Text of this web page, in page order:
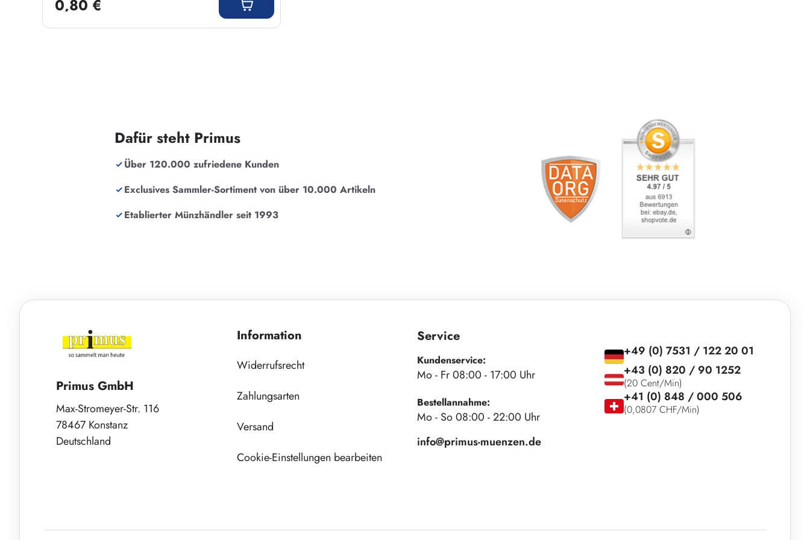
0,80 €
Dafür steht Primus
Über 120.000 zufriedene Kunden
Exclusives Sammler-Sortiment von über 10.000 Artikeln
Etablierter Münzhändler seit 1993
Primus GmbH
Max-Stromeyer-Str. 116
78467 Konstanz
Deutschland
Information
Widerrufsrecht
Zahlungsarten
Versand
Cookie-Einstellungen bearbeiten
Service
Kundenservice:
Mo - Fr 08:00 - 17:00 Uhr
Bestellannahme:
Mo - So 08:00 - 22:00 Uhr
info@primus-muenzen.de
+49 (0) 7531 / 122 20 01
+43 (0) 820 / 90 1252
(20 Cent/Min)
+41 (0) 848 / 000 506
(0,0807 CHF/Min)